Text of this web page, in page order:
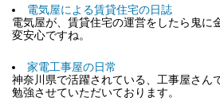
電気屋による賃貸住宅の日誌
電気屋が、賃貸住宅の運営をしたら鬼に
変安心ですね。
家電工事屋の日常
神奈川県で活躍されている、工事屋さん
勉強させていただいております。